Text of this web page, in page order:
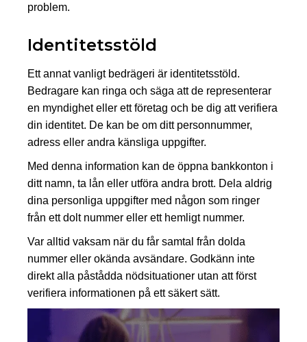
problem.
Identitetsstöld
Ett annat vanligt bedrägeri är identitetsstöld.
Bedragare kan ringa och säga att de representerar
en myndighet eller ett företag och be dig att verifiera
din identitet. De kan be om ditt personnummer,
adress eller andra känsliga uppgifter.
Med denna information kan de öppna bankkonton i
ditt namn, ta lån eller utföra andra brott. Dela aldrig
dina personliga uppgifter med någon som ringer
från ett dolt nummer eller ett hemligt nummer.
Var alltid vaksam när du får samtal från dolda
nummer eller okända avsändare. Godkänn inte
direkt alla påstådda nödsituationer utan att först
verifiera informationen på ett säkert sätt.